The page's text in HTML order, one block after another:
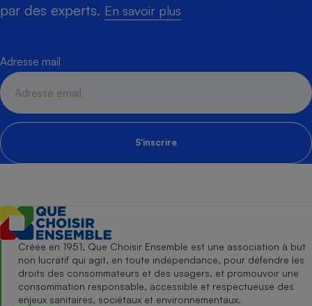
par des experts. En savoir plus
Adresse mail
S'inscrire
Créée en 1951, Que Choisir Ensemble est une association à but
non lucratif qui agit, en toute indépendance, pour défendre les
droits des consommateurs et des usagers, et promouvoir une
consommation responsable, accessible et respectueuse des
enjeux sanitaires, sociétaux et environnementaux.